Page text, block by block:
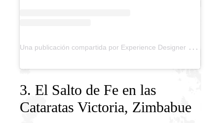
U
na publicación compartida por Experience Designer by Ari (@experience.designer)
3. El Salto de Fe en las
Cataratas Victoria, Zimbabue